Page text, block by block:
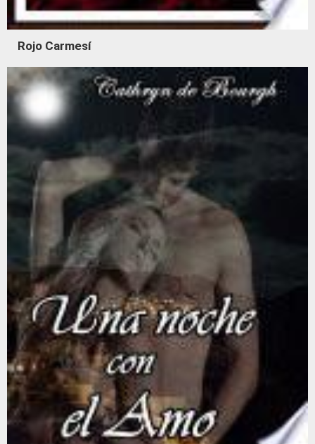
Rojo Carmesí